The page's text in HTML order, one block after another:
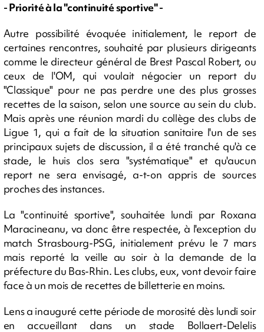
- Priorité à la "continuité sportive" -
Autre possibilité évoquée initialement, le report de
certaines rencontres, souhaité par plusieurs dirigeants
comme le directeur général de Brest Pascal Robert, ou
ceux de l'OM, qui voulait négocier un report du
"Classique" pour ne pas perdre une des plus grosses
recettes de la saison, selon une source au sein du club.
Mais après une réunion mardi du collège des clubs de
Ligue 1, qui a fait de la situation sanitaire l'un de ses
principaux sujets de discussion, il a été tranché qu'à ce
stade, le huis clos sera "systématique" et qu'aucun
report ne sera envisagé, a-t-on appris de sources
proches des instances.
La "continuité sportive", souhaitée lundi par Roxana
Maracineanu, va donc être respectée, à l'exception du
match Strasbourg-PSG, initialement prévu le 7 mars
mais reporté la veille au soir à la demande de la
préfecture du Bas-Rhin. Les clubs, eux, vont devoir faire
face à un mois de recettes de billetterie en moins.
Lens a inauguré cette période de morosité dès lundi soir
en accueillant dans un stade Bollaert-Delelis